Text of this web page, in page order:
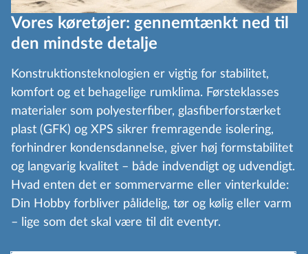
Vores køretøjer: gennemtænkt ned til
den mindste detalje
Konstruktionsteknologien er vigtig for stabilitet,
komfort og et behagelige rumklima. Førsteklasses
materialer som polyesterfiber, glasfiberforstærket
plast (GFK) og XPS sikrer fremragende isolering,
forhindrer kondensdannelse, giver høj formstabilitet
og langvarig kvalitet – både indvendigt og udvendigt.
Hvad enten det er sommervarme eller vinterkulde:
Din Hobby forbliver pålidelig, tør og kølig eller varm
– lige som det skal være til dit eventyr.